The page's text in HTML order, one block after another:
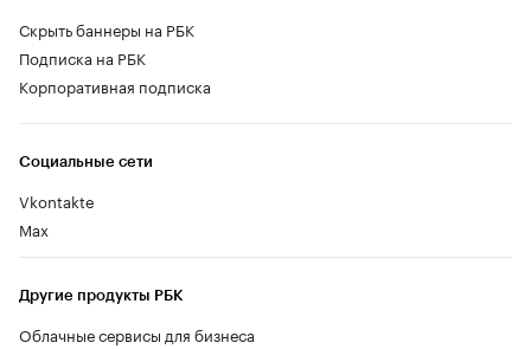
Социальные сети
Vkontakte
Max
Другие продукты РБК
Облачные сервисы для бизнеса
Скрыть баннеры на РБК
Подписка на РБК
Корпоративная подписка